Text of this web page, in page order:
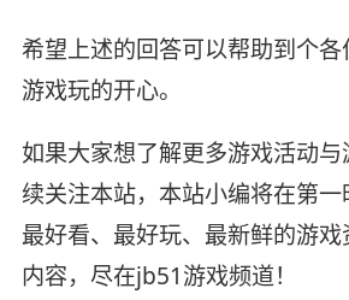
希望上述的回答可以帮助到个
游戏玩的开心。
如果大家想了解更多游戏活动
续关注本站，本站小编将在第
最好看、最好玩、最新鲜的游
内容，尽在jb51游戏频道！